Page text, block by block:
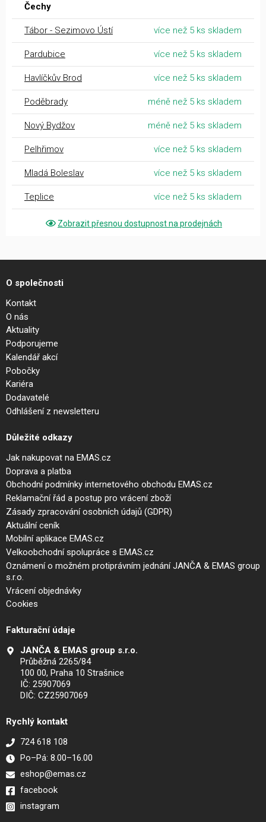
Čechy
Tábor - Sezimovo Ústí více než 5 ks skladem
Pardubice více než 5 ks skladem
Havlíčkův Brod více než 5 ks skladem
Poděbrady méně než 5 ks skladem
Nový Bydžov méně než 5 ks skladem
Pelhřimov více než 5 ks skladem
Mladá Boleslav více než 5 ks skladem
Teplice více než 5 ks skladem
Zobrazit přesnou dostupnost na prodejnách
O společnosti
Kontakt
O nás
Aktuality
Podporujeme
Kalendář akcí
Pobočky
Kariéra
Dodavatelé
Odhlášení z newsletteru
Důležité odkazy
Jak nakupovat na EMAS.cz
Doprava a platba
Obchodní podmínky internetového obchodu EMAS.cz
Reklamační řád a postup pro vrácení zboží
Zásady zpracování osobních údajů (GDPR)
Aktuální ceník
Mobilní aplikace EMAS.cz
Velkoobchodní spolupráce s EMAS.cz
Oznámení o možném protiprávním jednání JANČA & EMAS group
s.r.o.
Vrácení objednávky
Cookies
Fakturační údaje
JANČA & EMAS group s.r.o.
Průběžná 2265/84
100 00, Praha 10 Strašnice
IČ: 25907069
DIČ: CZ25907069
Rychlý kontakt
724 618 108
Po–Pá: 8.00–16.00
eshop@emas.cz
facebook
instagram